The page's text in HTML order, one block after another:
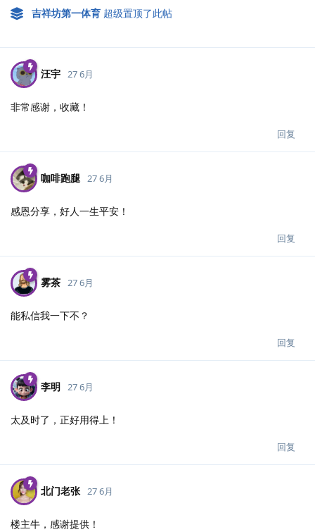
吉祥坊第一体育 超级置顶了此帖
汪宇 27 6月
非常感谢，收藏！
回复
咖啡跑腿 27 6月
感恩分享，好人一生平安！
回复
雾茶 27 6月
能私信我一下不？
回复
李明 27 6月
太及时了，正好用得上！
回复
北门老张 27 6月
楼主牛，感谢提供！